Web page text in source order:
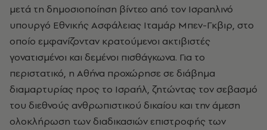
μετά τη δημοσιοποίηση βίντεο από τον Ισραηλινό
υπουργό Εθνικής Ασφάλειας Ιταμάρ Μπεν-Γκβιρ, στο
οποίο εμφανίζονταν κρατούμενοι ακτιβιστές
γονατισμένοι και δεμένοι πισθάγκωνα. Για το
περιστατικό, η Αθήνα προχώρησε σε διάβημα
διαμαρτυρίας προς το Ισραήλ, ζητώντας τον σεβασμό
του διεθνούς ανθρωπιστικού δικαίου και την άμεση
ολοκλήρωση των διαδικασιών επιστροφής των